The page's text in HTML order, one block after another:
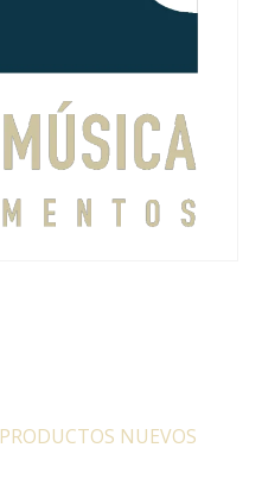
PRODUCTOS NUEVOS